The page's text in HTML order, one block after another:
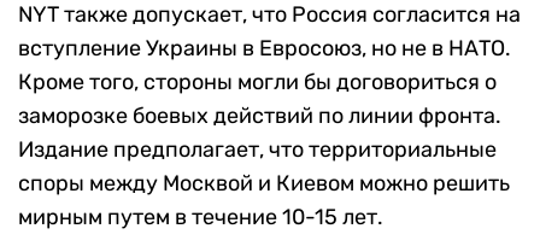
NYT также допускает, что Россия согласится на
вступление Украины в Евросоюз, но не в НАТО.
Кроме того, стороны могли бы договориться о
заморозке боевых действий по линии фронта.
Издание предполагает, что территориальные
споры между Москвой и Киевом можно решить
мирным путем в течение 10-15 лет.